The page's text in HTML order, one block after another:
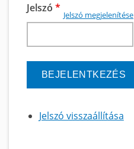
Jelszó *
Jelszó megjelenítése
Jelszó visszaállítása